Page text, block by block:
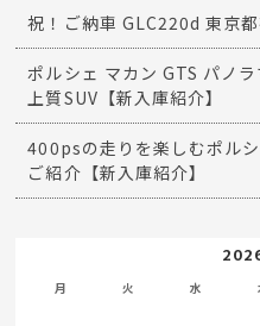
祝！ご納車 GLC220d 東京
ポルシェ マカン GTS パノ
上質SUV【新入庫紹介】
400psの走りを楽しむポル
ご紹介【新入庫紹介】
月 火 水